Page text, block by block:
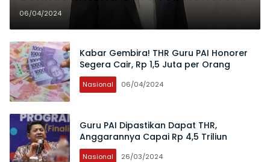
yang Berhak Dapat THR
06/04/2024
Kabar Gembira! THR Guru PAI Honorer
Segera Cair, Rp 1,5 Juta per Orang
Nasional 06/04/2024
Guru PAI Dipastikan Dapat THR,
Anggarannya Capai Rp 4,5 Triliun
Nasional 26/03/2024